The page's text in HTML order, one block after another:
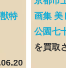
特
画集 美し
公園七十
を買取さ